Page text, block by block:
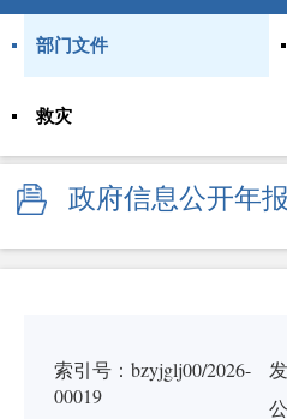
部门文件
救灾
政府信息公开年报
索引号：bzyjglj00/2026-
00019